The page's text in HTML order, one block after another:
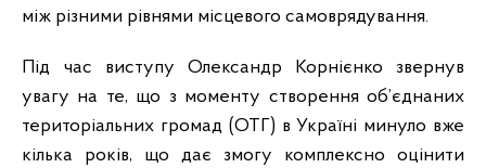
між різними рівнями місцевого самоврядування.
Під час виступу Олександр Корнієнко звернув
увагу на те, що з моменту створення об’єднаних
територіальних громад (ОТГ) в Україні минуло вже
кілька років, що дає змогу комплексно оцінити